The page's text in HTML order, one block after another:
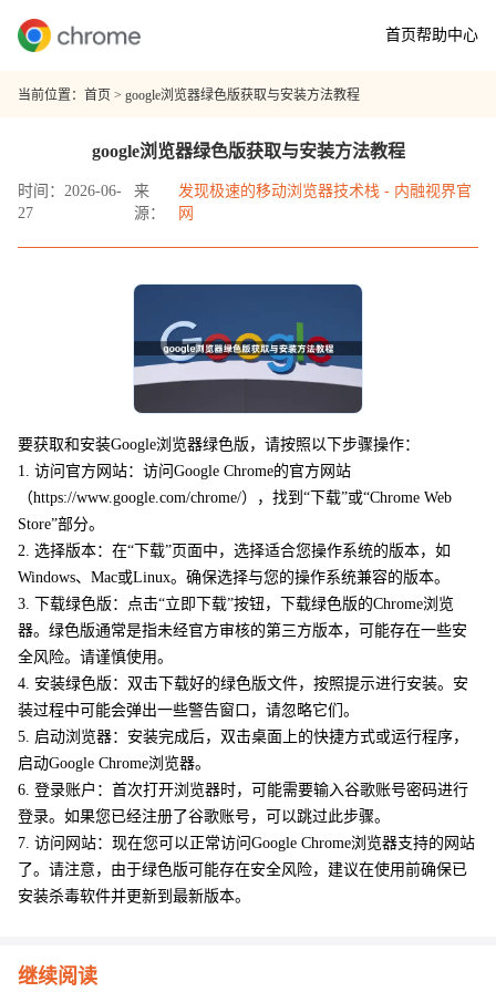
首页帮助中心
当前位置： 首页 > google浏览器绿色版获取与安装方法教程
google浏览器绿色版获取与安装方法教程
时间：2026-06-
27
来
源：
发现极速的移动浏览器技术栈 - 内融视界官
网
要获取和安装Google浏览器绿色版，请按照以下步骤操作：
1. 访问官方网站：访问Google Chrome的官方网站
（https://www.google.com/chrome/），找到“下载”或“Chrome Web
Store”部分。
2. 选择版本：在“下载”页面中，选择适合您操作系统的版本，如
Windows、Mac或Linux。确保选择与您的操作系统兼容的版本。
3. 下载绿色版：点击“立即下载”按钮，下载绿色版的Chrome浏览
器。绿色版通常是指未经官方审核的第三方版本，可能存在一些安
全风险。请谨慎使用。
4. 安装绿色版：双击下载好的绿色版文件，按照提示进行安装。安
装过程中可能会弹出一些警告窗口，请忽略它们。
5. 启动浏览器：安装完成后，双击桌面上的快捷方式或运行程序，
启动Google Chrome浏览器。
6. 登录账户：首次打开浏览器时，可能需要输入谷歌账号密码进行
登录。如果您已经注册了谷歌账号，可以跳过此步骤。
7. 访问网站：现在您可以正常访问Google Chrome浏览器支持的网站
了。请注意，由于绿色版可能存在安全风险，建议在使用前确保已
安装杀毒软件并更新到最新版本。
继续阅读